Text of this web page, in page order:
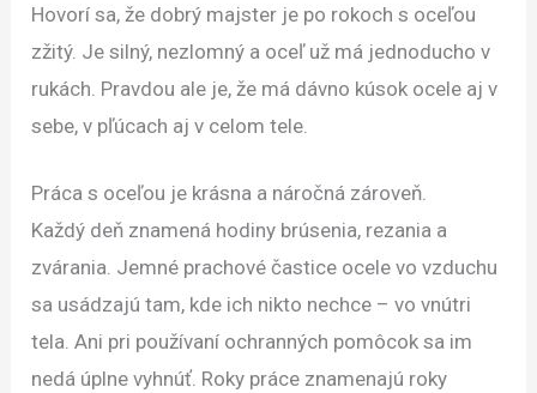
Hovorí sa, že dobrý majster je po rokoch s oceľou
zžitý. Je silný, nezlomný a oceľ už má jednoducho v
rukách. Pravdou ale je, že má dávno kúsok ocele aj v
sebe, v pľúcach aj v celom tele.
Práca s oceľou je krásna a náročná zároveň.
Každý deň znamená hodiny brúsenia, rezania a
zvárania. Jemné prachové častice ocele vo vzduchu
sa usádzajú tam, kde ich nikto nechce – vo vnútri
tela. Ani pri používaní ochranných pomôcok sa im
nedá úplne vyhnúť. Roky práce znamenajú roky